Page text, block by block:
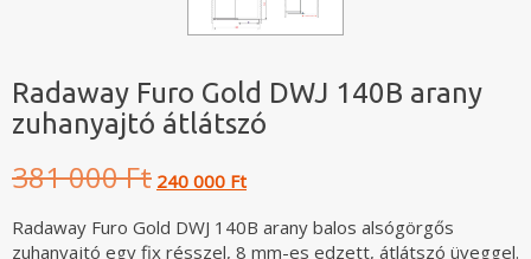
Radaway Furo Gold DWJ 140B arany
zuhanyajtó átlátszó
381 000 Ft price
was:
381
240 000 Ftprice
is:
Radaway Furo Gold DWJ 140B arany balos alsógörgős
zuhanyajtó egy fix résszel, 8 mm-es edzett, átlátszó üveggel.